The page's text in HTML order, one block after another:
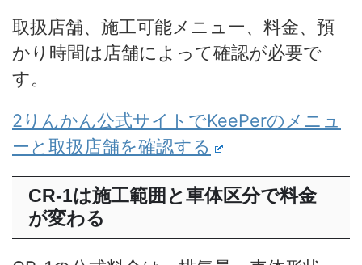
取扱店舗、施工可能メニュー、料金、預
かり時間は店舗によって確認が必要で
す。
2りんかん公式サイトでKeePerのメニュ
ーと取扱店舗を確認する
CR-1は施工範囲と車体区分で料金
が変わる